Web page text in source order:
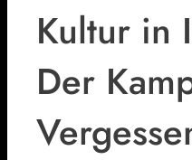
Kultur in
Der